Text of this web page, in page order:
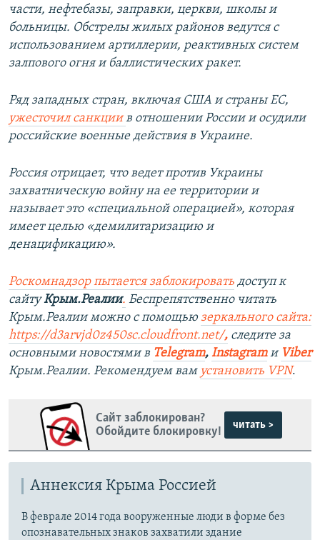
части, нефтебазы, заправки, церкви, школы и
больницы. Обстрелы жилых районов ведутся с
использованием артиллерии, реактивных систем
залпового огня и баллистических ракет.
Ряд западных стран, включая США и страны ЕС,
ужесточил санкциив отношении России и осудили
российские военные действия в Украине.
Россия отрицает, что ведет против Украины
захватническую войну на ее территории и
называет это «специальной операцией», которая
имеет целью «демилитаризацию и
денацификацию».
Роскомнадзор пытается заблокировать доступ к
сайтуКрым.Реалии. Беспрепятственно читать
Крым.Реалии можно с помощью зеркального сайта:
https://d3arvjd0z450sc.cloudfront.net/, следите за
основными новостями в Telegram, Instagram и Viber
Крым.Реалии. Рекомендуем вам установить VPN.
Сайт заблокирован?
Обойдите блокировку!
читать >
Аннексия Крыма Россией
В феврале 2014 года вооруженные люди в форме без
опознавательных знаков захватили здание